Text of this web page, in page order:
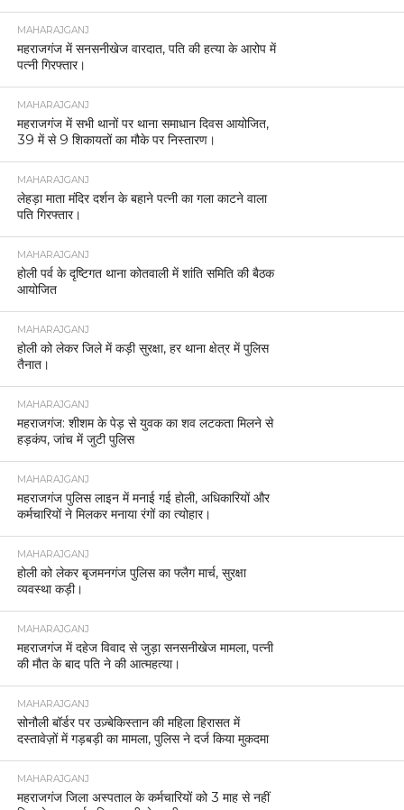
MAHARAJGANJ
महराजगंज में सनसनीखेज वारदात, पति की हत्या के आरोप में
पत्नी गिरफ्तार।
MAHARAJGANJ
महराजगंज में सभी थानों पर थाना समाधान दिवस आयोजित,
39 में से 9 शिकायतों का मौके पर निस्तारण।
MAHARAJGANJ
लेहड़ा माता मंदिर दर्शन के बहाने पत्नी का गला काटने वाला
पति गिरफ्तार।
MAHARAJGANJ
होली पर्व के दृष्टिगत थाना कोतवाली में शांति समिति की बैठक
आयोजित
MAHARAJGANJ
होली को लेकर जिले में कड़ी सुरक्षा, हर थाना क्षेत्र में पुलिस
तैनात।
MAHARAJGANJ
महराजगंज: शीशम के पेड़ से युवक का शव लटकता मिलने से
हड़कंप, जांच में जुटी पुलिस
MAHARAJGANJ
महराजगंज पुलिस लाइन में मनाई गई होली, अधिकारियों और
कर्मचारियों ने मिलकर मनाया रंगों का त्योहार।
MAHARAJGANJ
होली को लेकर बृजमनगंज पुलिस का फ्लैग मार्च, सुरक्षा
व्यवस्था कड़ी।
MAHARAJGANJ
महराजगंज में दहेज विवाद से जुड़ा सनसनीखेज मामला, पत्नी
की मौत के बाद पति ने की आत्महत्या।
MAHARAJGANJ
सोनौली बॉर्डर पर उज़्बेकिस्तान की महिला हिरासत में
दस्तावेज़ों में गड़बड़ी का मामला, पुलिस ने दर्ज किया मुकदमा
MAHARAJGANJ
महराजगंज जिला अस्पताल के कर्मचारियों को 3 माह से नहीं